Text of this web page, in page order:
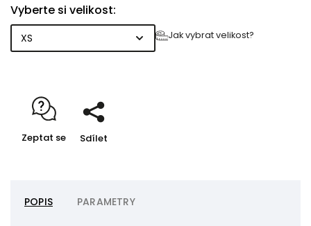
Vyberte si velikost:
Jak vybrat velikost?
Zeptat se Sdílet
POPIS PARAMETRY